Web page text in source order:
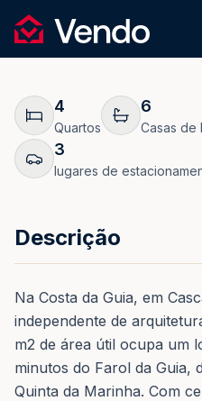
Vendo
4
Quartos
6
Casas de
3
lugares de
Descrição
Na Costa da Guia, em
independente de
m2 de área útil ocupa um
minutos do Farol da Guia,
Quinta da Marinha. Com